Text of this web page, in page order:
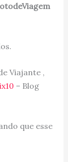
Viajante ,
– Blog
que esse